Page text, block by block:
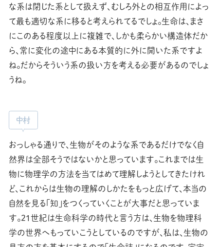
な系は閉じた系として扱えず、むしろ外との相互作用によっ
て最も適切な系に移ると考えられてるでしょ。生命は、まさ
にこのある程度以上に複雑で、しかも柔らかい構造体だか
ら、常に変化の途中にある本質的に外に開いた系ですよ
ね。だからそういう系の扱い方を考える必要があるのでしょ
うね。
中村
おっしゃる通りで、生物がそのような系であるだけでなく自
然界は全部そうではないかと思っています。これまでは生
物に物理学の方法を当てはめて理解しようとしてきたけれ
ど、これからは生物の理解のしかたをもっと広げて、本当の
自然を見る「知」をつくっていくことが大事だと思っていま
す。２１世紀は生命科学の時代と言う方は、生物を物理科
学の世界へもっていこうとしているのですが、私は、生物の